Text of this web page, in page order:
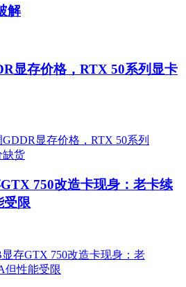
解
显存价格，RTX 50系列显卡
750改造卡现身：老卡续
受限